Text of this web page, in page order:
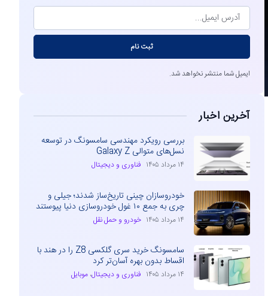
ثبت نام
ایمیل شما منتشر نخواهد شد.
آخرین اخبار
بررسی رویکرد مهندسی سامسونگ در توسعه
نسل‌های متوالی Galaxy Z
۱۴ مرداد ۱۴۰۵ فناوری و دیجیتال
خودروسازان چینی تاریخ‌ساز شدند؛ جیلی و
چری به جمع ۱۰ غول خودروسازی دنیا پیوستند
۱۴ مرداد ۱۴۰۵ خودرو و حمل نقل
سامسونگ خرید سری گلکسی Z8 را در هند با
اقساط بدون بهره آسان‌تر کرد
۱۴ مرداد ۱۴۰۵ فناوری و دیجیتال،موبایل